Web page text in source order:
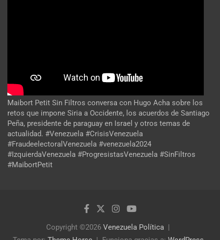
Maibort Petit Sin Filtros conversa con Hugo Acha sobre los
retos que impone Siria a Occidente, los acuerdos de Santiago
Peña, presidente de paraguay en Israel y otros temas de
actualidad. #Venezuela #CrisisVenezuela
#FraudeelectoralVenezuela #venezuela2024
#IzquierdaVenezuela #ProgresistasVenezuela #SinFiltros
#MaibortPetit
Copyright ©2026 Venezuela Política